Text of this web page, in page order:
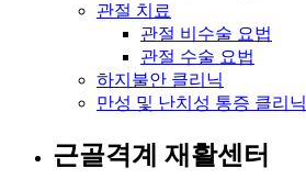
관절 치료
관절 비수술 요법
관절 수술 요법
하지불안 클리닉
만성 및 난치성 통증 클리닉
근골격계 재활센터